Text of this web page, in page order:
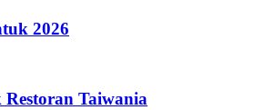
2026
Taiwania